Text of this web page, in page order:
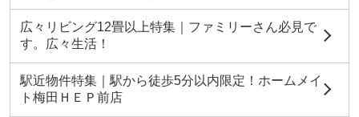
広々リビング12畳以上特集｜ファミリーさん必見で
す。広々生活！
駅近物件特集｜駅から徒歩5分以内限定！ホームメイ
ト梅田ＨＥＰ前店